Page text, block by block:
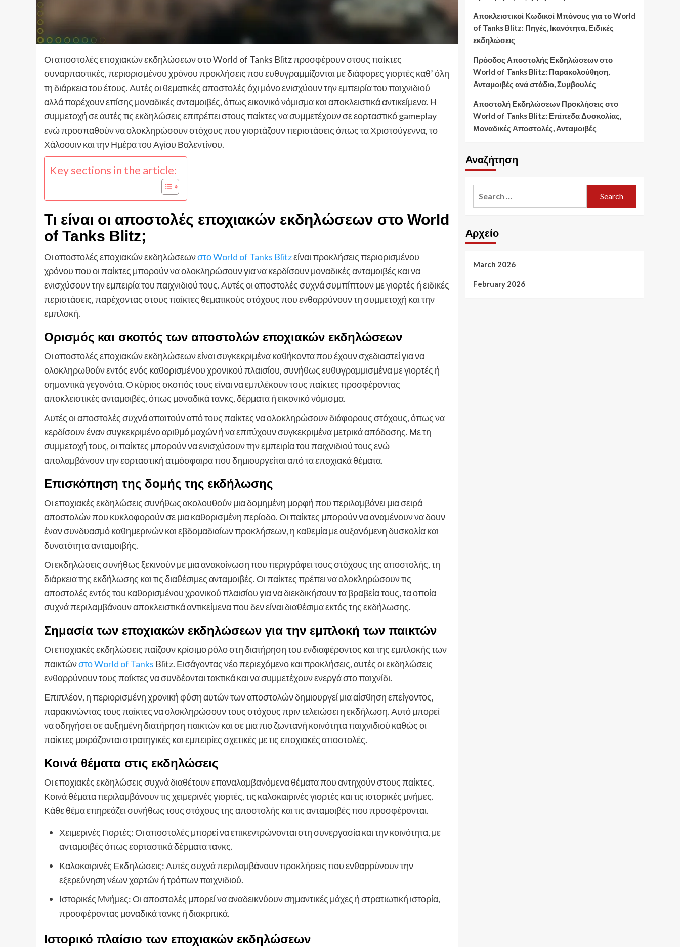
Οι αποστολές εποχιακών εκδηλώσεων στο World of Tanks Blitz προσφέρουν στους παίκτες
συναρπαστικές, περιορισμένου χρόνου προκλήσεις που ευθυγραμμίζονται με διάφορες γιορτές καθ’ όλη
τη διάρκεια του έτους. Αυτές οι θεματικές αποστολές όχι μόνο ενισχύουν την εμπειρία του παιχνιδιού
αλλά παρέχουν επίσης μοναδικές ανταμοιβές, όπως εικονικό νόμισμα και αποκλειστικά αντικείμενα. Η
συμμετοχή σε αυτές τις εκδηλώσεις επιτρέπει στους παίκτες να συμμετέχουν σε εορταστικό gameplay
ενώ προσπαθούν να ολοκληρώσουν στόχους που γιορτάζουν περιστάσεις όπως τα Χριστούγεννα, το
Χάλοουιν και την Ημέρα του Αγίου Βαλεντίνου.
Key sections in the article:
Τι είναι οι αποστολές εποχιακών εκδηλώσεων στο World
of Tanks Blitz;
Οι αποστολές εποχιακών εκδηλώσεωνστο World of Tanks Blitzείναι προκλήσεις περιορισμένου
χρόνου που οι παίκτες μπορούν να ολοκληρώσουν για να κερδίσουν μοναδικές ανταμοιβές και να
ενισχύσουν την εμπειρία του παιχνιδιού τους. Αυτές οι αποστολές συχνά συμπίπτουν με γιορτές ή ειδικές
περιστάσεις, παρέχοντας στους παίκτες θεματικούς στόχους που ενθαρρύνουν τη συμμετοχή και την
εμπλοκή.
Ορισμός και σκοπός των αποστολών εποχιακών εκδηλώσεων
Οι αποστολές εποχιακών εκδηλώσεων είναι συγκεκριμένα καθήκοντα που έχουν σχεδιαστεί για να
ολοκληρωθούν εντός ενός καθορισμένου χρονικού πλαισίου, συνήθως ευθυγραμμισμένα με γιορτές ή
σημαντικά γεγονότα. Ο κύριος σκοπός τους είναι να εμπλέκουν τους παίκτες προσφέροντας
αποκλειστικές ανταμοιβές, όπως μοναδικά τανκς, δέρματα ή εικονικό νόμισμα.
Αυτές οι αποστολές συχνά απαιτούν από τους παίκτες να ολοκληρώσουν διάφορους στόχους, όπως να
κερδίσουν έναν συγκεκριμένο αριθμό μαχών ή να επιτύχουν συγκεκριμένα μετρικά απόδοσης. Με τη
συμμετοχή τους, οι παίκτες μπορούν να ενισχύσουν την εμπειρία του παιχνιδιού τους ενώ
απολαμβάνουν την εορταστική ατμόσφαιρα που δημιουργείται από τα εποχιακά θέματα.
Επισκόπηση της δομής της εκδήλωσης
Οι εποχιακές εκδηλώσεις συνήθως ακολουθούν μια δομημένη μορφή που περιλαμβάνει μια σειρά
αποστολών που κυκλοφορούν σε μια καθορισμένη περίοδο. Οι παίκτες μπορούν να αναμένουν να δουν
έναν συνδυασμό καθημερινών και εβδομαδιαίων προκλήσεων, η καθεμία με αυξανόμενη δυσκολία και
δυνατότητα ανταμοιβής.
Οι εκδηλώσεις συνήθως ξεκινούν με μια ανακοίνωση που περιγράφει τους στόχους της αποστολής, τη
διάρκεια της εκδήλωσης και τις διαθέσιμες ανταμοιβές. Οι παίκτες πρέπει να ολοκληρώσουν τις
αποστολές εντός του καθορισμένου χρονικού πλαισίου για να διεκδικήσουν τα βραβεία τους, τα οποία
συχνά περιλαμβάνουν αποκλειστικά αντικείμενα που δεν είναι διαθέσιμα εκτός της εκδήλωσης.
Σημασία των εποχιακών εκδηλώσεων για την εμπλοκή των παικτών
Οι εποχιακές εκδηλώσεις παίζουν κρίσιμο ρόλο στη διατήρηση του ενδιαφέροντος και της εμπλοκής των
παικτώνστο World of Tanks Blitz. Εισάγοντας νέο περιεχόμενο και προκλήσεις, αυτές οι εκδηλώσεις
ενθαρρύνουν τους παίκτες να συνδέονται τακτικά και να συμμετέχουν ενεργά στο παιχνίδι.
Επιπλέον, η περιορισμένη χρονική φύση αυτών των αποστολών δημιουργεί μια αίσθηση επείγοντος,
παρακινώντας τους παίκτες να ολοκληρώσουν τους στόχους πριν τελειώσει η εκδήλωση. Αυτό μπορεί
να οδηγήσει σε αυξημένη διατήρηση παικτών και σε μια πιο ζωντανή κοινότητα παιχνιδιού καθώς οι
παίκτες μοιράζονται στρατηγικές και εμπειρίες σχετικές με τις εποχιακές αποστολές.
Κοινά θέματα στις εκδηλώσεις
Οι εποχιακές εκδηλώσεις συχνά διαθέτουν επαναλαμβανόμενα θέματα που αντηχούν στους παίκτες.
Κοινά θέματα περιλαμβάνουν τις χειμερινές γιορτές, τις καλοκαιρινές γιορτές και τις ιστορικές μνήμες.
Κάθε θέμα επηρεάζει συνήθως τους στόχους της αποστολής και τις ανταμοιβές που προσφέρονται.
Χειμερινές Γιορτές: Οι αποστολές μπορεί να επικεντρώνονται στη συνεργασία και την κοινότητα, με
ανταμοιβές όπως εορταστικά δέρματα τανκς.
Καλοκαιρινές Εκδηλώσεις: Αυτές συχνά περιλαμβάνουν προκλήσεις που ενθαρρύνουν την
εξερεύνηση νέων χαρτών ή τρόπων παιχνιδιού.
Ιστορικές Μνήμες: Οι αποστολές μπορεί να αναδεικνύουν σημαντικές μάχες ή στρατιωτική ιστορία,
προσφέροντας μοναδικά τανκς ή διακριτικά.
Ιστορικό πλαίσιο των εποχιακών εκδηλώσεων
Αποκλειστικοί Κωδικοί Μπόνους για το World
of Tanks Blitz: Πηγές, Ικανότητα, Ειδικές
εκδηλώσεις
Πρόοδος Αποστολής Εκδηλώσεων στο
World of Tanks Blitz: Παρακολούθηση,
Ανταμοιβές ανά στάδιο, Συμβουλές
Αποστολή Εκδηλώσεων Προκλήσεις στο
World of Tanks Blitz: Επίπεδα Δυσκολίας,
Μοναδικές Αποστολές, Ανταμοιβές
Αναζήτηση
Αρχείο
March 2026
February 2026